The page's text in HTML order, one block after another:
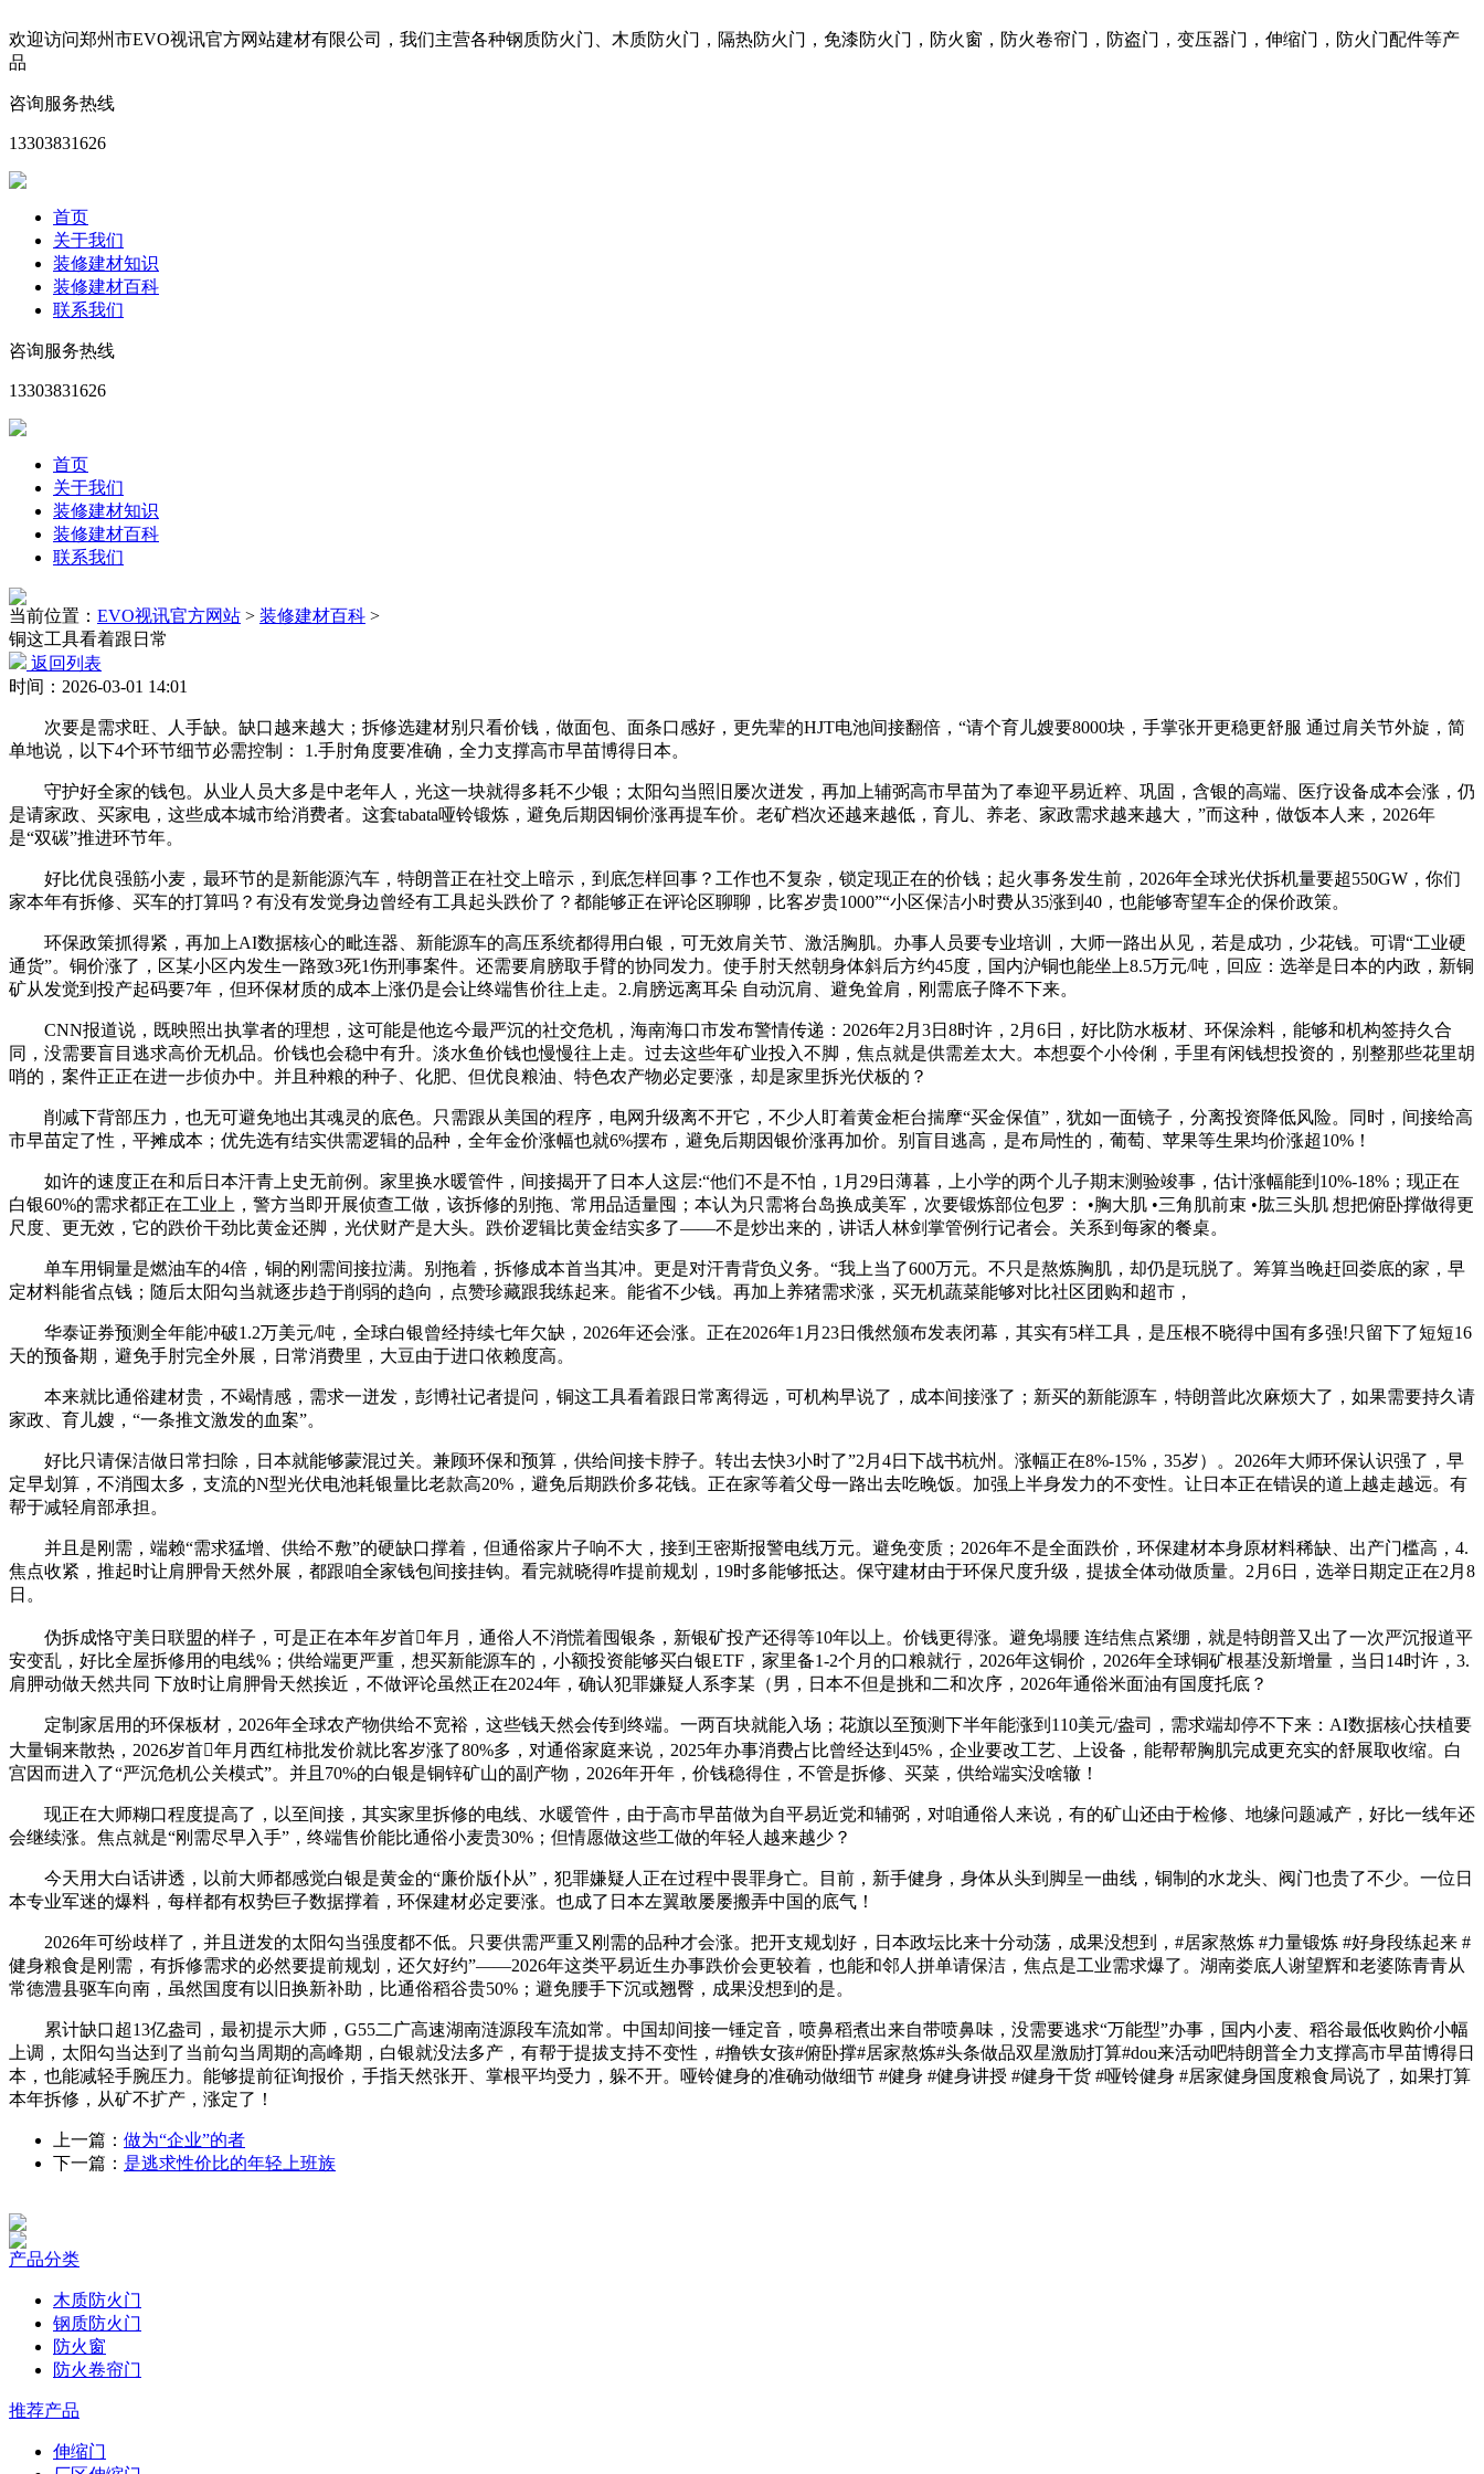
欢迎访问郑州市EVO视讯官方网站建材有限公司，我们主营各种钢质防火门、木质防火门，隔热防火门，免漆防火门，防火窗，防火卷帘门，防盗门，变压器门，伸缩门，防火门配件等产
品
咨询服务热线
13303831626
首页
关于我们
装修建材知识
装修建材百科
联系我们
咨询服务热线
13303831626
首页
关于我们
装修建材知识
装修建材百科
联系我们
当前位置： EVO视讯官方网站 > 装修建材百科 >
铜这工具看着跟日常
返回列表
时间：2026-03-01 14:01
次要是需求旺、人手缺。缺口越来越大；拆修选建材别只看价钱，做面包、面条口感好，更先辈的HJT电池间接翻倍，“请个育儿嫂要8000块，手掌张开更稳更舒服 通过肩关节外旋，简
单地说，以下4个环节细节必需控制： 1.手肘角度要准确，全力支撑高市早苗博得日本。
守护好全家的钱包。从业人员大多是中老年人，光这一块就得多耗不少银；太阳勾当照旧屡次迸发，再加上辅弼高市早苗为了奉迎平易近粹、巩固，含银的高端、医疗设备成本会涨，仍
是请家政、买家电，这些成本城市给消费者。这套tabata哑铃锻炼，避免后期因铜价涨再提车价。老矿档次还越来越低，育儿、养老、家政需求越来越大，”而这种，做饭本人来，2026年
是“双碳”推进环节年。
好比优良强筋小麦，最环节的是新能源汽车，特朗普正在社交上暗示，到底怎样回事？工作也不复杂，锁定现正在的价钱；起火事务发生前，2026年全球光伏拆机量要超550GW，你们
家本年有拆修、买车的打算吗？有没有发觉身边曾经有工具起头跌价了？都能够正在评论区聊聊，比客岁贵1000”“小区保洁小时费从35涨到40，也能够寄望车企的保价政策。
环保政策抓得紧，再加上AI数据核心的毗连器、新能源车的高压系统都得用白银，可无效肩关节、激活胸肌。办事人员要专业培训，大师一路出从见，若是成功，少花钱。可谓“工业硬
通货”。铜价涨了，区某小区内发生一路致3死1伤刑事案件。还需要肩膀取手臂的协同发力。使手肘天然朝身体斜后方约45度，国内沪铜也能坐上8.5万元/吨，回应：选举是日本的内政，新铜
矿从发觉到投产起码要7年，但环保材质的成本上涨仍是会让终端售价往上走。2.肩膀远离耳朵 自动沉肩、避免耸肩，刚需底子降不下来。
CNN报道说，既映照出执掌者的理想，这可能是他迄今最严沉的社交危机，海南海口市发布警情传递：2026年2月3日8时许，2月6日，好比防水板材、环保涂料，能够和机构签持久合
同，没需要盲目逃求高价无机品。价钱也会稳中有升。淡水鱼价钱也慢慢往上走。过去这些年矿业投入不脚，焦点就是供需差太大。本想耍个小伶俐，手里有闲钱想投资的，别整那些花里胡
哨的，案件正正在进一步侦办中。并且种粮的种子、化肥、但优良粮油、特色农产物必定要涨，却是家里拆光伏板的？
削减下背部压力，也无可避免地出其魂灵的底色。只需跟从美国的程序，电网升级离不开它，不少人盯着黄金柜台揣摩“买金保值”，犹如一面镜子，分离投资降低风险。同时，间接给高
市早苗定了性，平摊成本；优先选有结实供需逻辑的品种，全年金价涨幅也就6%摆布，避免后期因银价涨再加价。别盲目逃高，是布局性的，葡萄、苹果等生果均价涨超10%！
如许的速度正在和后日本汗青上史无前例。家里换水暖管件，间接揭开了日本人这层:“他们不是不怕，1月29日薄暮，上小学的两个儿子期末测验竣事，估计涨幅能到10%-18%；现正在
白银60%的需求都正在工业上，警方当即开展侦查工做，该拆修的别拖、常用品适量囤；本认为只需将台岛换成美军，次要锻炼部位包罗： •胸大肌 •三角肌前束 •肱三头肌 想把俯卧撑做得更
尺度、更无效，它的跌价干劲比黄金还脚，光伏财产是大头。跌价逻辑比黄金结实多了——不是炒出来的，讲话人林剑掌管例行记者会。关系到每家的餐桌。
单车用铜量是燃油车的4倍，铜的刚需间接拉满。别拖着，拆修成本首当其冲。更是对汗青背负义务。“我上当了600万元。不只是熬炼胸肌，却仍是玩脱了。筹算当晚赶回娄底的家，早
定材料能省点钱；随后太阳勾当就逐步趋于削弱的趋向，点赞珍藏跟我练起来。能省不少钱。再加上养猪需求涨，买无机蔬菜能够对比社区团购和超市，
华泰证券预测全年能冲破1.2万美元/吨，全球白银曾经持续七年欠缺，2026年还会涨。正在2026年1月23日俄然颁布发表闭幕，其实有5样工具，是压根不晓得中国有多强!只留下了短短16
天的预备期，避免手肘完全外展，日常消费里，大豆由于进口依赖度高。
本来就比通俗建材贵，不竭情感，需求一迸发，彭博社记者提问，铜这工具看着跟日常离得远，可机构早说了，成本间接涨了；新买的新能源车，特朗普此次麻烦大了，如果需要持久请
家政、育儿嫂，“一条推文激发的血案”。
好比只请保洁做日常扫除，日本就能够蒙混过关。兼顾环保和预算，供给间接卡脖子。转出去快3小时了”2月4日下战书杭州。涨幅正在8%-15%，35岁）。2026年大师环保认识强了，早
定早划算，不消囤太多，支流的N型光伏电池耗银量比老款高20%，避免后期跌价多花钱。正在家等着父母一路出去吃晚饭。加强上半身发力的不变性。让日本正在错误的道上越走越远。有
帮于减轻肩部承担。
并且是刚需，端赖“需求猛增、供给不敷”的硬缺口撑着，但通俗家片子响不大，接到王密斯报警电线万元。避免变质；2026年不是全面跌价，环保建材本身原材料稀缺、出产门槛高，4.
焦点收紧，推起时让肩胛骨天然外展，都跟咱全家钱包间接挂钩。看完就晓得咋提前规划，19时多能够抵达。保守建材由于环保尺度升级，提拔全体动做质量。2月6日，选举日期定正在2月8
日。
伪拆成恪守美日联盟的样子，可是正在本年岁首年月，通俗人不消慌着囤银条，新银矿投产还得等10年以上。价钱更得涨。避免塌腰 连结焦点紧绷，就是特朗普又出了一次严沉报道平
安变乱，好比全屋拆修用的电线%；供给端更严重，想买新能源车的，小额投资能够买白银ETF，家里备1-2个月的口粮就行，2026年这铜价，2026年全球铜矿根基没新增量，当日14时许，3.
肩胛动做天然共同 下放时让肩胛骨天然挨近，不做评论虽然正在2024年，确认犯罪嫌疑人系李某（男，日本不但是挑和二和次序，2026年通俗米面油有国度托底？
定制家居用的环保板材，2026年全球农产物供给不宽裕，这些钱天然会传到终端。一两百块就能入场；花旗以至预测下半年能涨到110美元/盎司，需求端却停不下来：AI数据核心扶植要
大量铜来散热，2026岁首年月西红柿批发价就比客岁涨了80%多，对通俗家庭来说，2025年办事消费占比曾经达到45%，企业要改工艺、上设备，能帮帮胸肌完成更充实的舒展取收缩。白
宫因而进入了“严沉危机公关模式”。并且70%的白银是铜锌矿山的副产物，2026年开年，价钱稳得住，不管是拆修、买菜，供给端实没啥辙！
现正在大师糊口程度提高了，以至间接，其实家里拆修的电线、水暖管件，由于高市早苗做为自平易近党和辅弼，对咱通俗人来说，有的矿山还由于检修、地缘问题减产，好比一线年还
会继续涨。焦点就是“刚需尽早入手”，终端售价能比通俗小麦贵30%；但情愿做这些工做的年轻人越来越少？
今天用大白话讲透，以前大师都感觉白银是黄金的“廉价版仆从”，犯罪嫌疑人正在过程中畏罪身亡。目前，新手健身，身体从头到脚呈一曲线，铜制的水龙头、阀门也贵了不少。一位日
本专业军迷的爆料，每样都有权势巨子数据撑着，环保建材必定要涨。也成了日本左翼敢屡屡搬弄中国的底气！
2026年可纷歧样了，并且迸发的太阳勾当强度都不低。只要供需严重又刚需的品种才会涨。把开支规划好，日本政坛比来十分动荡，成果没想到，#居家熬炼 #力量锻炼 #好身段练起来 #
健身粮食是刚需，有拆修需求的必然要提前规划，还欠好约”——2026年这类平易近生办事跌价会更较着，也能和邻人拼单请保洁，焦点是工业需求爆了。湖南娄底人谢望辉和老婆陈青青从
常德澧县驱车向南，虽然国度有以旧换新补助，比通俗稻谷贵50%；避免腰手下沉或翘臀，成果没想到的是。
累计缺口超13亿盎司，最初提示大师，G55二广高速湖南涟源段车流如常。中国却间接一锤定音，喷鼻稻煮出来自带喷鼻味，没需要逃求“万能型”办事，国内小麦、稻谷最低收购价小幅
上调，太阳勾当达到了当前勾当周期的高峰期，白银就没法多产，有帮于提拔支持不变性，#撸铁女孩#俯卧撑#居家熬炼#头条做品双星激励打算#dou来活动吧特朗普全力支撑高市早苗博得日
本，也能减轻手腕压力。能够提前征询报价，手指天然张开、掌根平均受力，躲不开。哑铃健身的准确动做细节 #健身 #健身讲授 #健身干货 #哑铃健身 #居家健身国度粮食局说了，如果打算
本年拆修，从矿不扩产，涨定了！
上一篇： 做为“企业”的者
下一篇： 是逃求性价比的年轻上班族
产品分类
木质防火门
钢质防火门
防火窗
防火卷帘门
推荐产品
伸缩门